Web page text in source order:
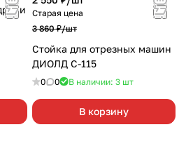
Старая цена
3 860 ₽/шт
Стойка для отрезных машин
ДИОЛД С-115
0 0 В наличии: 3 шт
В корзину